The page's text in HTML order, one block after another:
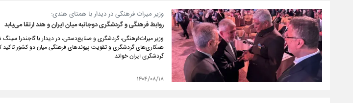
وزیر میراث فرهنگی در دیدار با همتای هندی:
روابط فرهنگی و گردشگری دوجانبه میان ایران و هند ارتقا می‌یابد
وزیر میراث‌فرهنگی، گردشگری و صنایع‌دستی، در دیدار با گاجندرا
همکاری‌های گردشگری و تقویت پیوندهای فرهنگی میان دو کشور
گردشگری ایران خواند.
۱۴۰۴/۰۸/۱۸